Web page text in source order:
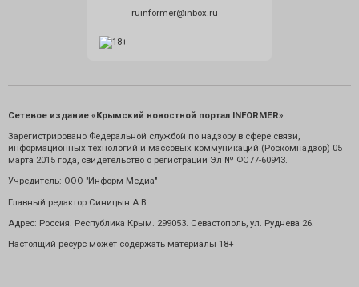
ruinformer@inbox.ru
Сетевое издание «Крымский новостной портал INFORMER»
Зарегистрировано Федеральной службой по надзору в сфере связи,
информационных технологий и массовых коммуникаций (Роскомнадзор) 05
марта 2015 года, свидетельство о регистрации Эл № ФС77-60943.
Учредитель: ООО "Информ Медиа"
Главный редактор Синицын А.В.
Адрес: Россия. Республика Крым. 299053. Севастополь, ул. Руднева 26.
Настоящий ресурс может содержать материалы 18+